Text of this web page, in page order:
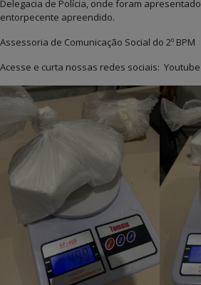
Delegacia de Polícia, onde foram
entorpecente apreendido.
Assessoria de Comunicação Social do 2º BPM
Acesse e curta nossas redes sociais: